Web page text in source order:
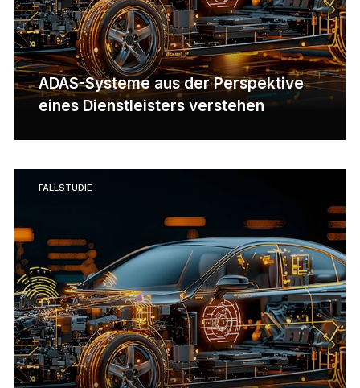
ADAS-Systeme aus der Perspektive
eines Dienstleisters verstehen
FALLSTUDIE